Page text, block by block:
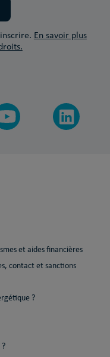
En savoir plus
et aides financières
contact et sanctions
?